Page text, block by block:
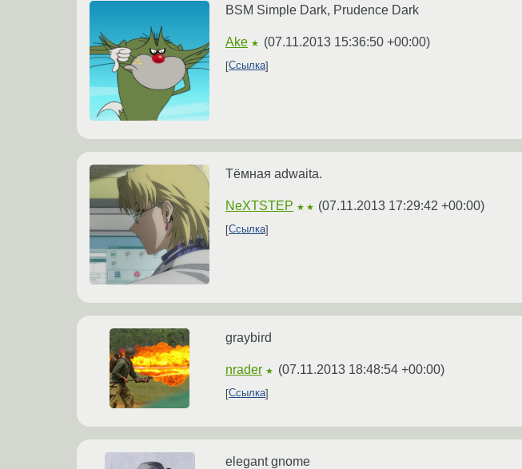
BSM Simple Dark, Prudence Dark
Ake ★ (07.11.2013 15:36:50 +00:00)
Ссылка
Тёмная adwaita.
NeXTSTEP ★★ (07.11.2013 17:29:42 +00:00)
Ссылка
graybird
nrader ★ (07.11.2013 18:48:54 +00:00)
Ссылка
elegant gnome